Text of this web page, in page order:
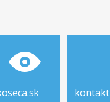
kontakt